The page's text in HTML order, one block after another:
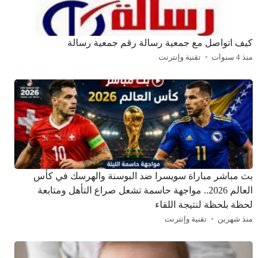
كيف اتواصل مع جمعية رسالة رقم جمعية رسالة
منذ 4 سنوات تقنية وإنترنت
بث مباشر مباراة سويسرا ضد البوسنة والهرسك في كأس
العالم 2026.. مواجهة حاسمة تشعل صراع التأهل ومتابعة
لحظة بلحظة لنتيجة اللقاء
منذ شهرين تقنية وإنترنت